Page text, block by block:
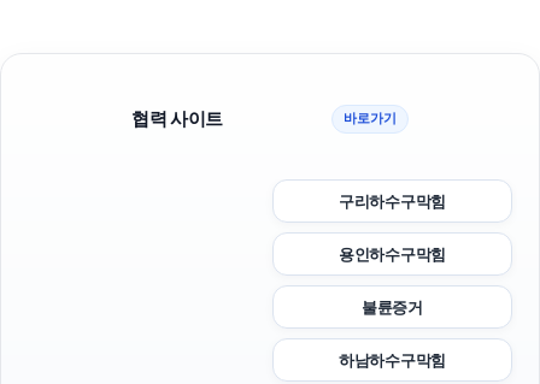
협력 사이트 바로가기
구리하수구막힘
용인하수구막힘
불륜증거
하남하수구막힘